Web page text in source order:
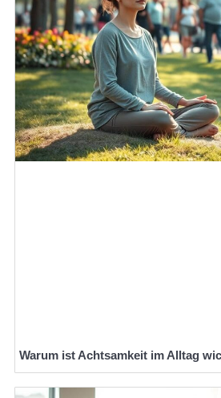
Warum ist Achtsamkeit im Alltag